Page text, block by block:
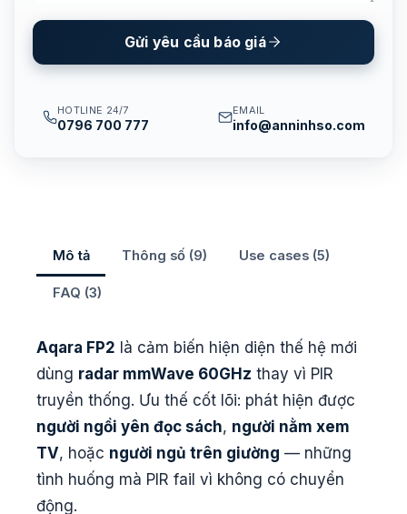
Gửi yêu cầu báo giá
HOTLINE 24/7
0796 700 777
EMAIL
info@anninhso.com
Mô tả Thông số (9) Use cases (5)
FAQ (3)
Aqara FP2 là cảm biến hiện diện thế hệ mới
dùng radar mmWave 60GHz thay vì PIR
truyền thống. Ưu thế cốt lõi: phát hiện được
người ngồi yên đọc sách, người nằm xem
TV, hoặc người ngủ trên giường — những
tình huống mà PIR fail vì không có chuyển
động.